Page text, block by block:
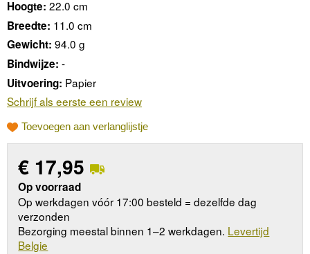
Hoogte: 22.0 cm
Breedte: 11.0 cm
Gewicht: 94.0 g
Bindwijze: -
Uitvoering: Papier
Schrijf als eerste een review
Toevoegen aan verlanglijstje
€ 17,95
Op voorraad
Op werkdagen vóór 17:00 besteld = dezelfde dag
verzonden
Bezorging meestal binnen 1–2 werkdagen. Levertijd
Belgie